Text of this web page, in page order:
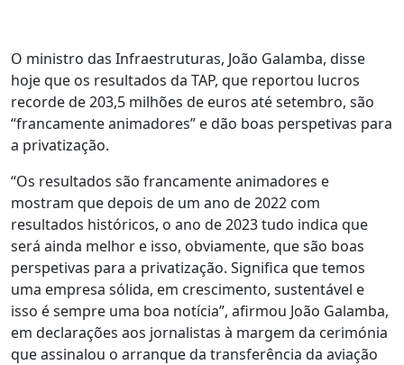
O ministro das Infraestruturas, João Galamba, disse
hoje que os resultados da TAP, que reportou lucros
recorde de 203,5 milhões de euros até setembro, são
“francamente animadores” e dão boas perspetivas para
a privatização.
“Os resultados são francamente animadores e
mostram que depois de um ano de 2022 com
resultados históricos, o ano de 2023 tudo indica que
será ainda melhor e isso, obviamente, que são boas
perspetivas para a privatização. Significa que temos
uma empresa sólida, em crescimento, sustentável e
isso é sempre uma boa notícia”, afirmou João Galamba,
em declarações aos jornalistas à margem da cerimónia
que assinalou o arranque da transferência da aviação